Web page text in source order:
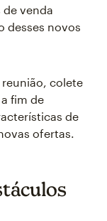
venda
desses novos
reunião, colete
fim de
de
ofertas.